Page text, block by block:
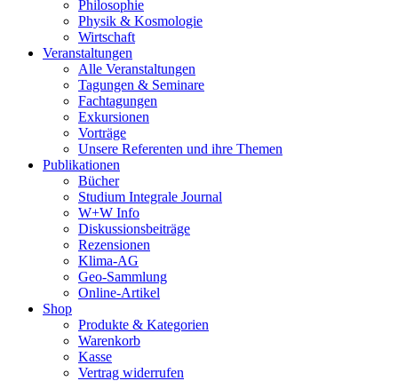
Philosophie
Physik & Kosmologie
Wirtschaft
Veranstaltungen
Alle Veranstaltungen
Tagungen & Seminare
Fachtagungen
Exkursionen
Vorträge
Unsere Referenten und ihre Themen
Publikationen
Bücher
Studium Integrale Journal
W+W Info
Diskussionsbeiträge
Rezensionen
Klima-AG
Geo-Sammlung
Online-Artikel
Shop
Produkte & Kategorien
Warenkorb
Kasse
Vertrag widerrufen